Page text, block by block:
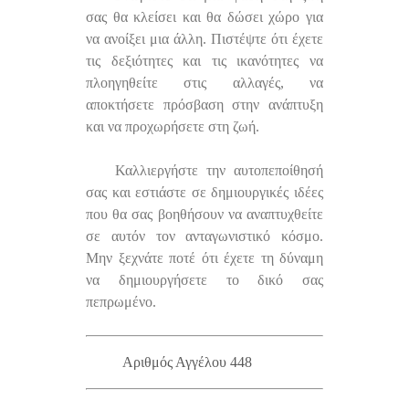
σας θα κλείσει και θα δώσει χώρο για
να ανοίξει μια άλλη. Πιστέψτε ότι έχετε
τις δεξιότητες και τις ικανότητες να
πλοηγηθείτε στις αλλαγές, να
αποκτήσετε πρόσβαση στην ανάπτυξη
και να προχωρήσετε στη ζωή.
Καλλιεργήστε την αυτοπεποίθησή
σας και εστιάστε σε δημιουργικές ιδέες
που θα σας βοηθήσουν να αναπτυχθείτε
σε αυτόν τον ανταγωνιστικό κόσμο.
Μην ξεχνάτε ποτέ ότι έχετε τη δύναμη
να δημιουργήσετε το δικό σας
πεπρωμένο.
Αριθμός Αγγέλου 448